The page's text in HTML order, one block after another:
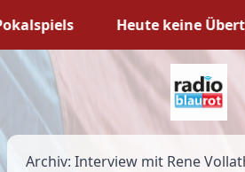
Heute keine
Archiv: Interview mit Rene